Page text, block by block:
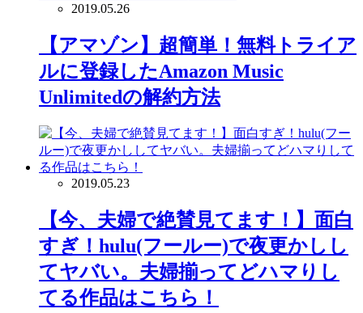
2019.05.26
【アマゾン】超簡単！無料トライア
ルに登録したAmazon Music
Unlimitedの解約方法
2019.05.23
【今、夫婦で絶賛見てます！】面白
すぎ！hulu(フールー)で夜更かしし
てヤバい。夫婦揃ってどハマりし
てる作品はこちら！